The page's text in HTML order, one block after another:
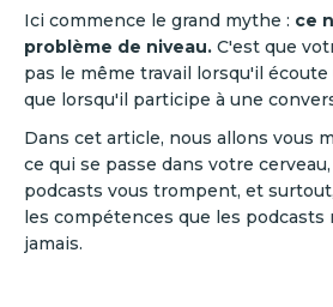
Ici commence le grand mythe : ce
problème de niveau. C'est que
pas le même travail lorsqu'il
que lorsqu'il participe à une
Dans cet article, nous allons vous
ce qui se passe dans votre
podcasts vous trompent, et
les compétences que les
jamais.